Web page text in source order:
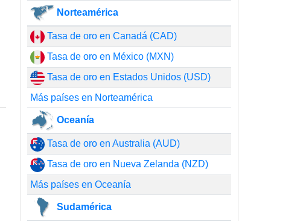
Norteamérica
Tasa de oro en Canadá (CAD)
Tasa de oro en México (MXN)
Tasa de oro en Estados Unidos (USD)
Más países en Norteamérica
Oceanía
Tasa de oro en Australia (AUD)
Tasa de oro en Nueva Zelanda (NZD)
Más países en Oceanía
Sudamérica